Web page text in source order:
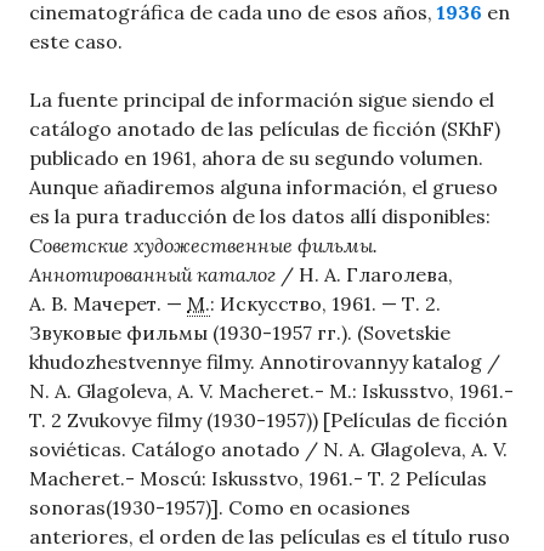
cinematográfica de cada uno de esos años, 1936 en
este caso.
La fuente principal de información sigue siendo el
catálogo anotado de las películas de ficción (SKhF)
publicado en 1961, ahora de su segundo volumen.
Aunque añadiremos alguna información, el grueso
es la pura traducción de los datos allí disponibles:
Советские художественные фильмы.
Аннотированный каталог / Н. А. Глаголева,
А. В. Мачерет. — М.: Искусство, 1961. — Т. 2.
Звуковые фильмы (1930-1957 гг.). (Sovetskie
khudozhestvennye filmy. Annotirovannyy katalog /
N. A. Glagoleva, A. V. Macheret.- M.: Iskusstvo, 1961.-
T. 2 Zvukovye filmy (1930-1957)) [Películas de ficción
soviéticas. Catálogo anotado / N. A. Glagoleva, A. V.
Macheret.- Moscú: Iskusstvo, 1961.- T. 2 Películas
sonoras(1930-1957)]. Como en ocasiones
anteriores, el orden de las películas es el título ruso